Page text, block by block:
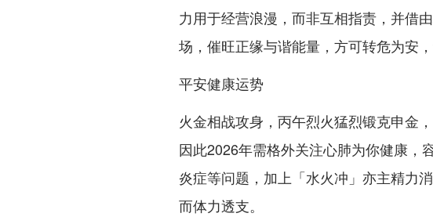
力用于经营浪漫，而非互相指责，并借
场，催旺正缘与谐能量，方可转危为安
平安健康运势
火金相战攻身，丙午烈火猛烈锻克申金
因此2026年需格外关注心肺为你健康，
炎症等问题，加上「水火冲」亦主精力
而体力透支。